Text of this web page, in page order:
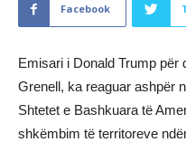
Facebook
Emisari i Donald Trump për
Grenell, ka reaguar ashpër
Shtetet e Bashkuara të
shkëmbim të territoreve